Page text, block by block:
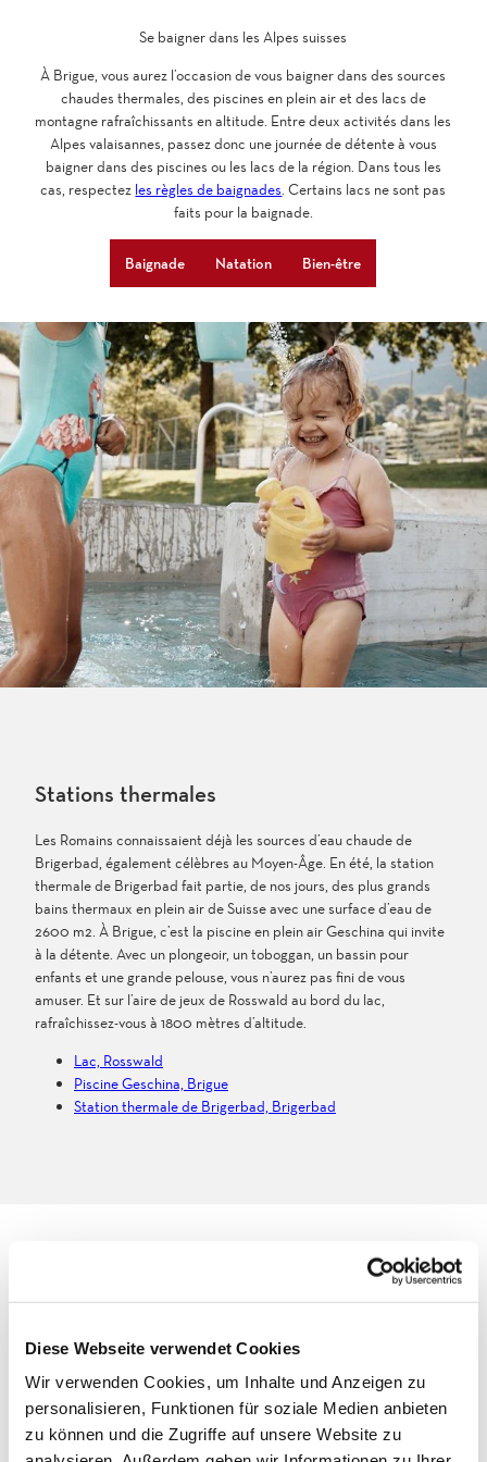
Diese Webseite verwendet Cookies
Wir verwenden Cookies, um Inhalte und Anzeigen zu
personalisieren, Funktionen für soziale Medien anbieten
zu können und die Zugriffe auf unsere Website zu
Se baigner dans les Alpes suisses
À Brigue, vous aurez l’occasion de vous baigner dans des sources
chaudes thermales, des piscines en plein air et des lacs de
montagne rafraîchissants en altitude. Entre deux activités dans les
Alpes valaisannes, passez donc une journée de détente à vous
baigner dans des piscines ou les lacs de la région. Dans tous les
cas, respectez les règles de baignades. Certains lacs ne sont pas
faits pour la baignade.
Baignade Natation Bien-être
Stations thermales
Les Romains connaissaient déjà les sources d’eau chaude de
Brigerbad, également célèbres au Moyen-Âge. En été, la station
thermale de Brigerbad fait partie, de nos jours, des plus grands
bains thermaux en plein air de Suisse avec une surface d’eau de
2600 m2. À Brigue, c’est la piscine en plein air Geschina qui invite
à la détente. Avec un plongeoir, un toboggan, un bassin pour
enfants et une grande pelouse, vous n’aurez pas fini de vous
amuser. Et sur l’aire de jeux de Rosswald au bord du lac,
rafraîchissez-vous à 1800 mètres d’altitude.
Lac, Rosswald
Piscine Geschina, Brigue
Station thermale de Brigerbad, Brigerbad
Piscines
Si vous n’avez pas encore eu votre dose de sport dans les
montagnes, allez donc faire quelques longueurs dans ces piscines
à Brigue.
Piscine Geschina, Brigue